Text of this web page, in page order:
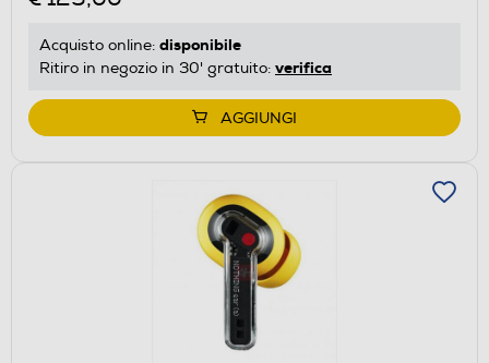
Acquisto online: disponibile
Ritiro in negozio in 30' gratuito: verifica
AGGIUNGI